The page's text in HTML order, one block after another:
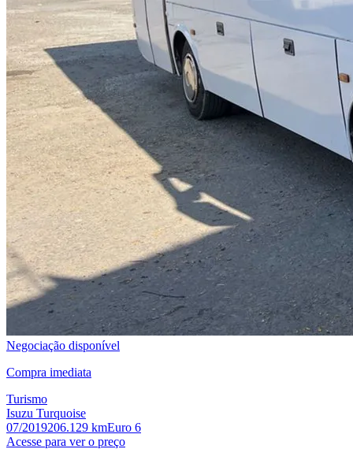
Negociação disponível
Compra imediata
Turismo
Isuzu Turquoise
07/2019206.129 kmEuro 6
Acesse para ver o preço